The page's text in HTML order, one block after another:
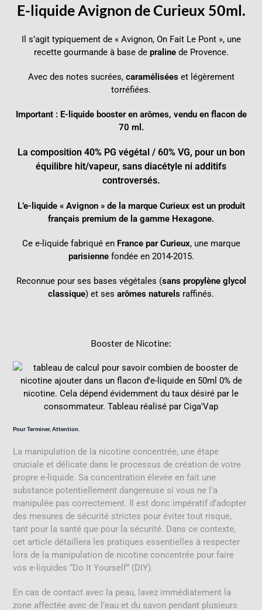
E-liquide Avignon de Curieux 50ml.
Il s’agit typiquement de « Avignon, On Fait Le Pont », une
recette gourmande à base de pralinede Provence.
Avec des notes sucrées, caramélisées et légèrement
torréfiées.
Important : E-liquide boosteren arômes, vendu en flacon de
70 ml.
La composition 40% PG végétal / 60% VG, pour un bon
équilibre hit/vapeur, sans diacétyle ni additifs
controversés.
L’e-liquide « Avignon » de la marque Curieux est un produit
français premium de la gamme Hexagone.
Ce e-liquide fabriqué enFrance par Curieux, une marque
parisiennefondée en 2014-2015.
Reconnue pour ses bases végétales (sans propylène glycol
classique) et ses arômes naturels raffinés.
Boosterde Nicotine:
Pour Terminer, Attention.
La manipulation de la nicotine concentrée, une étape
cruciale et délicate dans le processus de création de votre
propre e-liquide. Sa concentration élevée en fait une
substance potentiellement dangereuse si vous ne l’a
manipulée pas correctement. Il est donc impératif d’adopter
des mesures de sécurité strictes pour éviter tout risque,
tant pour la santé que pour la sécurité. Dans ce contexte,
cet article détaillera les pratiques essentielles à respecter
lors de la manipulation de nicotine concentrée pour faire
vos e-liquides “Do It Yourself” (DIY).
En cas de contact avec la peau, lavez immédiatement la
zone affectée avec de l’eau et du savon pendant plusieurs